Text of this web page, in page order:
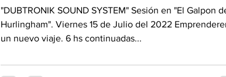
(RIDDIM)
"DUBTRONIK SOUND SYSTEM" Sesión en "El Galpon
Hurlingham". Viernes 15 de Julio del 2022
un nuevo viaje. 6 hs continuadas...